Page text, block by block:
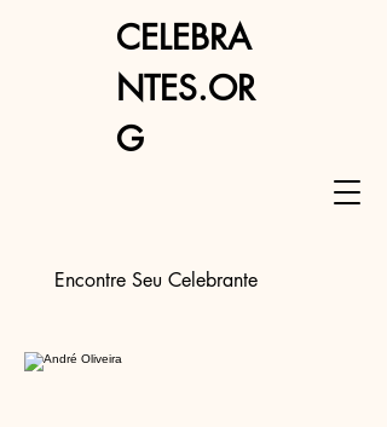
Encontre Seu Celebrante
CELEBRA
NTES.OR
G